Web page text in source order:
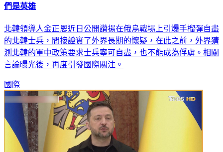
們是英雄
北韓領導人金正恩近日公開讚揚在俄烏戰場上引爆手榴彈自盡
的北韓士兵，間接證實了外界長期的懷疑，在此之前，外界猜
測北韓的軍中政策要求士兵寧可自盡，也不能成為俘虜。相關
言論曝光後，再度引發國際關注。
國際